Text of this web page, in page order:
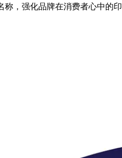
，强化品牌在消费者心中的印